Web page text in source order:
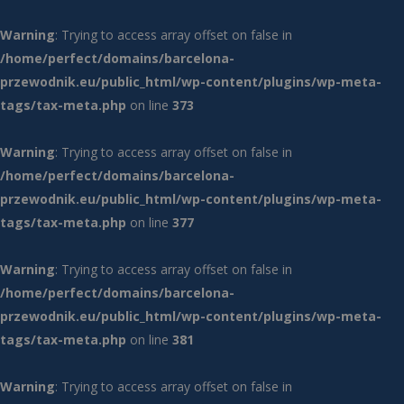
Warning: Trying to access array offset on false in
/home/perfect/domains/barcelona-
przewodnik.eu/public_html/wp-content/plugins/wp-meta-
tags/tax-meta.php on line 373
Warning: Trying to access array offset on false in
/home/perfect/domains/barcelona-
przewodnik.eu/public_html/wp-content/plugins/wp-meta-
tags/tax-meta.php on line 377
Warning: Trying to access array offset on false in
/home/perfect/domains/barcelona-
przewodnik.eu/public_html/wp-content/plugins/wp-meta-
tags/tax-meta.php on line 381
Warning: Trying to access array offset on false in